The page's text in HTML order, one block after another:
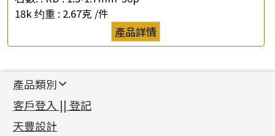
18k 约重 : 2.67克 /件
產品詳情
產品類別
新產品
足金系列
足金配件
機織鏈系列
客戶登入 || 登記
天豐設計